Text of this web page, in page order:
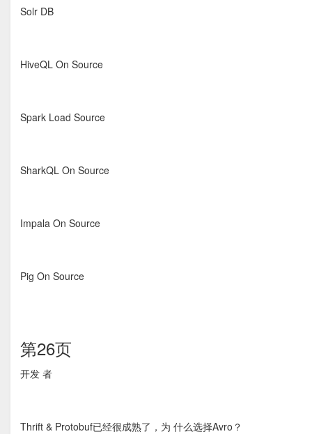
Solr DB
HiveQL On Source
Spark Load Source
SharkQL On Source
Impala On Source
Pig On Source
第26页
开发 者
Thrift & Protobuf已经很成熟了，为 什么选择Avro？